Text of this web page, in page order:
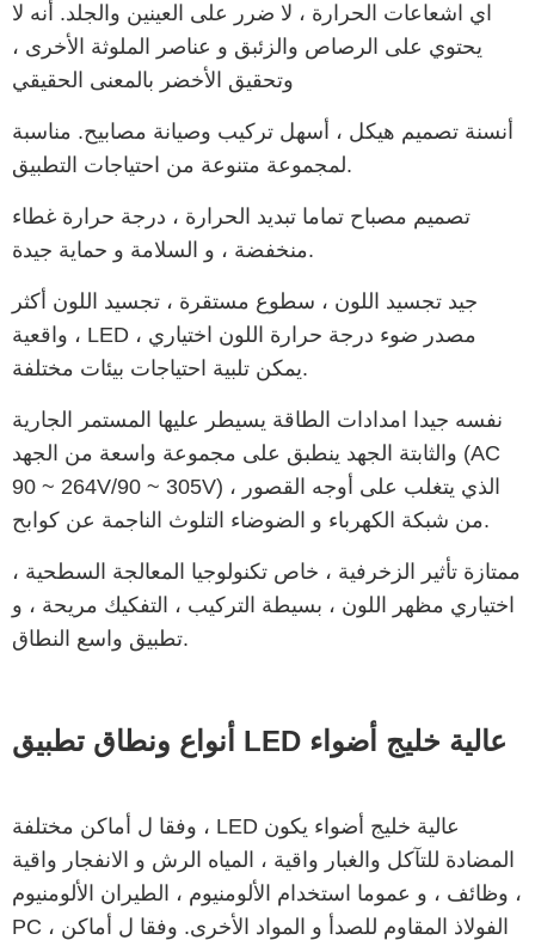
اي اشعاعات الحرارة ، لا ضرر على العينين والجلد. أنه لا
يحتوي على الرصاص والزئبق و عناصر الملوثة الأخرى ،
وتحقيق الأخضر بالمعنى الحقيقي
أنسنة تصميم هيكل ، أسهل تركيب وصيانة مصابيح. مناسبة
لمجموعة متنوعة من احتياجات التطبيق.
تصميم مصباح تماما تبديد الحرارة ، درجة حرارة غطاء
منخفضة ، و السلامة و حماية جيدة.
جيد تجسيد اللون ، سطوع مستقرة ، تجسيد اللون أكثر
واقعية ، LED مصدر ضوء درجة حرارة اللون اختياري ،
يمكن تلبية احتياجات بيئات مختلفة.
نفسه جيدا امدادات الطاقة يسيطر عليها المستمر الجارية
والثابتة الجهد ينطبق على مجموعة واسعة من الجهد (AC
90 ~ 264V/90 ~ 305V) ، الذي يتغلب على أوجه القصور
من شبكة الكهرباء و الضوضاء التلوث الناجمة عن كوابح.
ممتازة تأثير الزخرفية ، خاص تكنولوجيا المعالجة السطحية ،
اختياري مظهر اللون ، بسيطة التركيب ، التفكيك مريحة ، و
تطبيق واسع النطاق.
أنواع ونطاق تطبيق LED عالية خليج أضواء
وفقا ل أماكن مختلفة ، LED عالية خليج أضواء يكون
المضادة للتآكل والغبار واقية ، المياه الرش و الانفجار واقية
وظائف ، و عموما استخدام الألومنيوم ، الطيران الألومنيوم ،
PC ، الفولاذ المقاوم للصدأ و المواد الأخرى. وفقا ل أماكن